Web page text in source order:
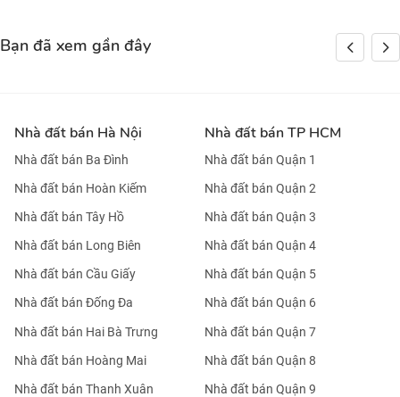
Bạn đã xem gần đây
Nhà đất bán Hà Nội
Nhà đất bán Ba Đình
Nhà đất bán Hoàn Kiếm
Nhà đất bán Tây Hồ
Nhà đất bán Long Biên
Nhà đất bán Cầu Giấy
Nhà đất bán Đống Đa
Nhà đất bán Hai Bà Trưng
Nhà đất bán Hoàng Mai
Nhà đất bán Thanh Xuân
Nhà đất bán TP HCM
Nhà đất bán Quận 1
Nhà đất bán Quận 2
Nhà đất bán Quận 3
Nhà đất bán Quận 4
Nhà đất bán Quận 5
Nhà đất bán Quận 6
Nhà đất bán Quận 7
Nhà đất bán Quận 8
Nhà đất bán Quận 9